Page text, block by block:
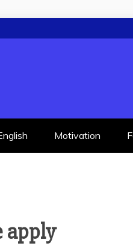
Motivation
apply